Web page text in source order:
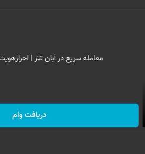
معامله سریع در آبان تتر |
دریافت وام